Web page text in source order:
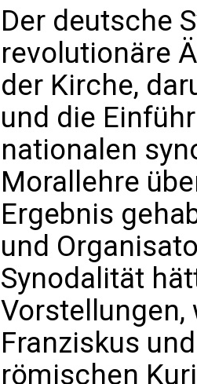
Der deutsche
revolutionäre
der Kirche,
und die
nationalen
Morallehre
Ergebnis
und
Synodalität
Vorstellungen,
Franziskus
römischen